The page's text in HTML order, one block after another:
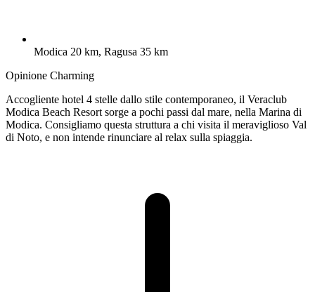
Modica 20 km, Ragusa 35 km
Opinione Charming
Accogliente hotel 4 stelle dallo stile contemporaneo, il Veraclub
Modica Beach Resort sorge a pochi passi dal mare, nella Marina di
Modica. Consigliamo questa struttura a chi visita il meraviglioso Val
di Noto, e non intende rinunciare al relax sulla spiaggia.